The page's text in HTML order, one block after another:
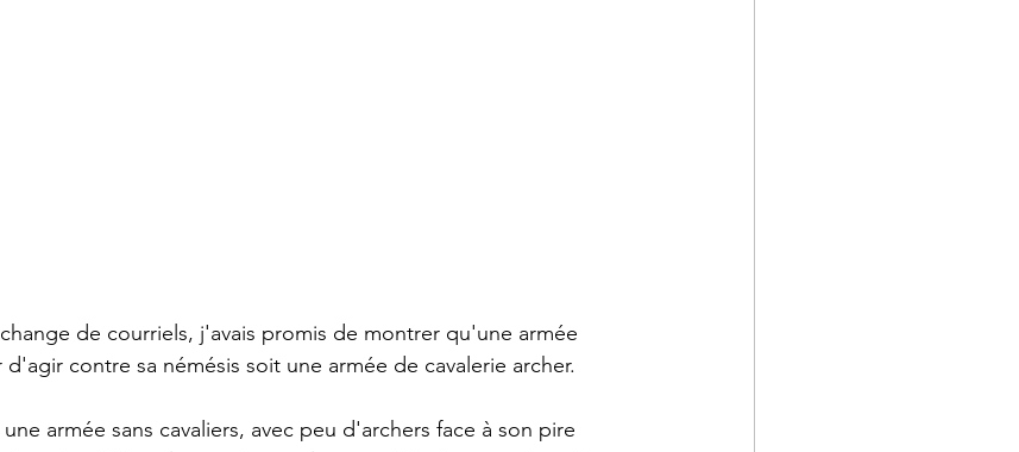
de courriels, j'avais promis de montrer qu'une armée
contre sa némésis soit une armée de cavalerie archer.
armée sans cavaliers, avec peu d'archers face à son pire